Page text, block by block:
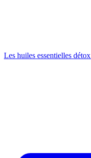
Les huiles essentielles détox